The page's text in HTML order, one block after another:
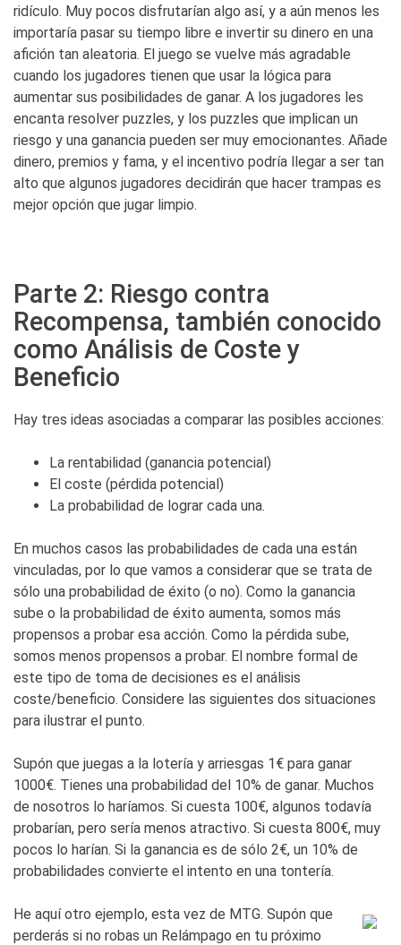
ridículo. Muy pocos disfrutarían algo así, y a aún menos les
importaría pasar su tiempo libre e invertir su dinero en una
afición tan aleatoria. El juego se vuelve más agradable
cuando los jugadores tienen que usar la lógica para
aumentar sus posibilidades de ganar. A los jugadores les
encanta resolver puzzles, y los puzzles que implican un
riesgo y una ganancia pueden ser muy emocionantes. Añade
dinero, premios y fama, y el incentivo podría llegar a ser tan
alto que algunos jugadores decidirán que hacer trampas es
mejor opción que jugar limpio.
Parte 2: Riesgo contra
Recompensa, también conocido
como Análisis de Coste y
Beneficio
Hay tres ideas asociadas a comparar las posibles acciones:
La rentabilidad (ganancia potencial)
El coste (pérdida potencial)
La probabilidad de lograr cada una.
En muchos casos las probabilidades de cada una están
vinculadas, por lo que vamos a considerar que se trata de
sólo una probabilidad de éxito (o no). Como la ganancia
sube o la probabilidad de éxito aumenta, somos más
propensos a probar esa acción. Como la pérdida sube,
somos menos propensos a probar. El nombre formal de
este tipo de toma de decisiones es el análisis
coste/beneficio. Considere las siguientes dos situaciones
para ilustrar el punto.
Supón que juegas a la lotería y arriesgas 1€ para ganar
1000€. Tienes una probabilidad del 10% de ganar. Muchos
de nosotros lo haríamos. Si cuesta 100€, algunos todavía
probarían, pero sería menos atractivo. Si cuesta 800€, muy
pocos lo harían. Si la ganancia es de sólo 2€, un 10% de
probabilidades convierte el intento en una tontería.
He aquí otro ejemplo, esta vez de MTG. Supón que
perderás si no robas un Relámpago en tu próximo